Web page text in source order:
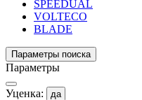
SPEEDUAL
VOLTECO
BLADE
Параметры поиска
Параметры
Уценка: да